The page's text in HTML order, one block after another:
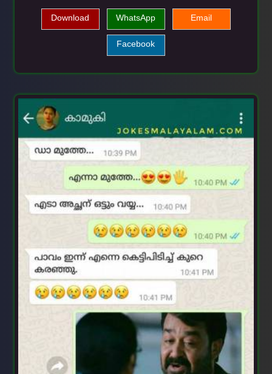
Download WhatsApp Email
Facebook